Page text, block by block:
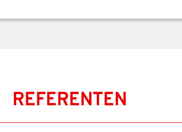
REFERENTEN